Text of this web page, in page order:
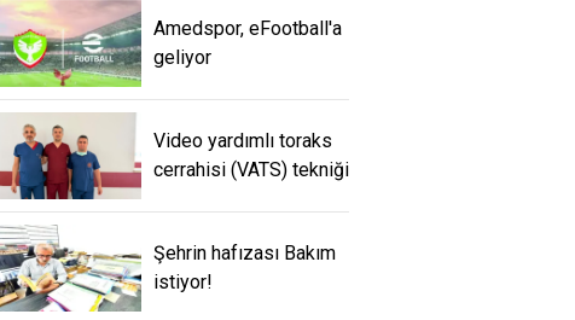
Amedspor, eFootball'a
geliyor
Video yardımlı toraks
cerrahisi (VATS) tekniği
Şehrin hafızası Bakım
istiyor!